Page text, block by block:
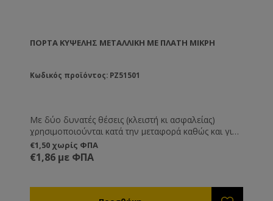
ΠΌΡΤΑ ΚΥΨΈΛΗΣ ΜΕΤΑΛΛΙΚΉ ΜΕ ΠΛΆΤΗ ΜΙΚΡΉ
Κωδικός προϊόντος: PZ51501
Με δύο δυνατές θέσεις (κλειστή κι ασφαλείας)
χρησιμοποιούνται κατά την μεταφορά καθώς και για
να προστατεύουν την είσοδο της κυψέλης εναντίων
σφηκών, ποντικών και άλλων εισβολέων. Το
πλεονέκτημα τους είναι ότι μπορούν να μένουν
πιθανότητα να χαθούν.
€1,50 χωρίς ΦΠΑ
€1,86 με ΦΠΑ